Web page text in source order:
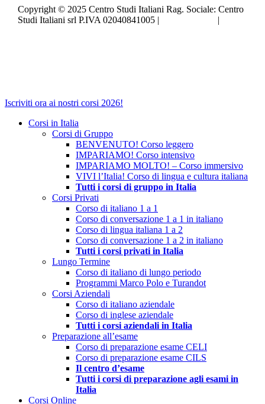
Copyright © 2025 Centro Studi Italiani Rag. Sociale: Centro
Studi Italiani srl P.IVA 02040841005 |
|
Close
Iscriviti ora ai nostri corsi 2026!
Corsi in Italia
Corsi di Gruppo
BENVENUTO! Corso leggero
IMPARIAMO! Corso intensivo
IMPARIAMO MOLTO! – Corso immersivo
VIVI l’Italia! Corso di lingua e cultura italiana
Tutti i corsi di gruppo in Italia
Corsi Privati
Corso di italiano 1 a 1
Corso di conversazione 1 a 1 in italiano
Corso di lingua italiana 1 a 2
Corso di conversazione 1 a 2 in italiano
Tutti i corsi privati in Italia
Lungo Termine
Corso di italiano di lungo periodo
Programmi Marco Polo e Turandot
Corsi Aziendali
Corso di italiano aziendale
Corso di inglese aziendale
Tutti i corsi aziendali in Italia
Preparazione all’esame
Corso di preparazione esame CELI
Corso di preparazione esame CILS
Il centro d’esame
Tutti i corsi di preparazione agli esami in
Italia
Corsi Online